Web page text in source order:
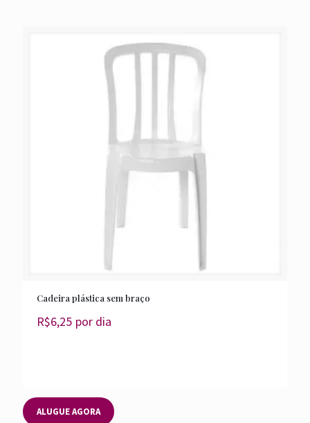
Cadeira plástica sem braço
R$6,25 por dia
ALUGUE AGORA